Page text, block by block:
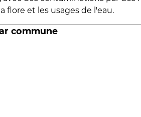
flore et les usages de l'eau.
commune